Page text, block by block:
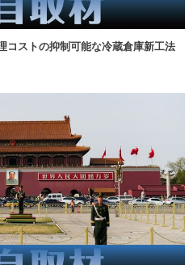
コストの抑制可能な冷蔵倉庫新工法